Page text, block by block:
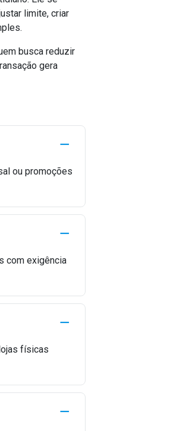
limite, criar
busca reduzir
gera
ou promoções
com exigência
físicas